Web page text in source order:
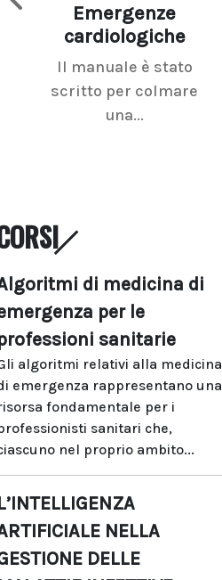
Emergenze
cardiologiche
Il manuale è stato
scritto per colmare
una...
di medicina di
per le
sanitarie
algoritmi relativi alla medicina
emergenza rappresentano una
fondamentale per i
sanitari che,
nel proprio ambito...
NELLA
DELLE